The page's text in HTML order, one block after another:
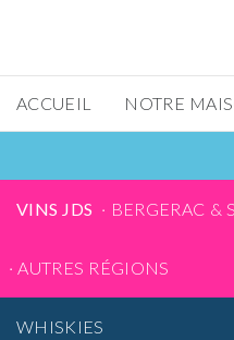
ACCUEIL NOTRE
VINS JDS BERGERAC &
AUTRES RÉGIONS
WHISKIES